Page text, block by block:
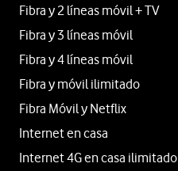
Fibra y 2 líneas móvil + TV
Fibra y 3 líneas móvil
Fibra y 4 líneas móvil
Fibra y móvil ilimitado
Fibra Móvil y Netflix
Internet en casa
Internet 4G en casa ilimitado